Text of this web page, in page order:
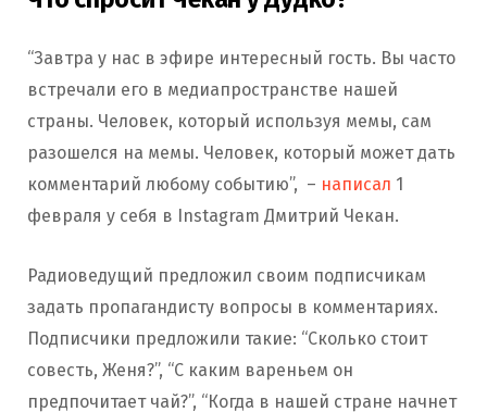
“Завтра у нас в эфире интересный гость. Вы часто
встречали его в медиапространстве нашей
страны. Человек, который используя мемы, сам
разошелся на мемы. Человек, который может дать
комментарий любому событию”, – написал 1
февраля у себя в Instagram Дмитрий Чекан.
Радиоведущий предложил своим подписчикам
задать пропагандисту вопросы в комментариях.
Подписчики предложили такие: “Сколько стоит
совесть, Женя?”, “С каким вареньем он
предпочитает чай?”, “Когда в нашей стране начнет